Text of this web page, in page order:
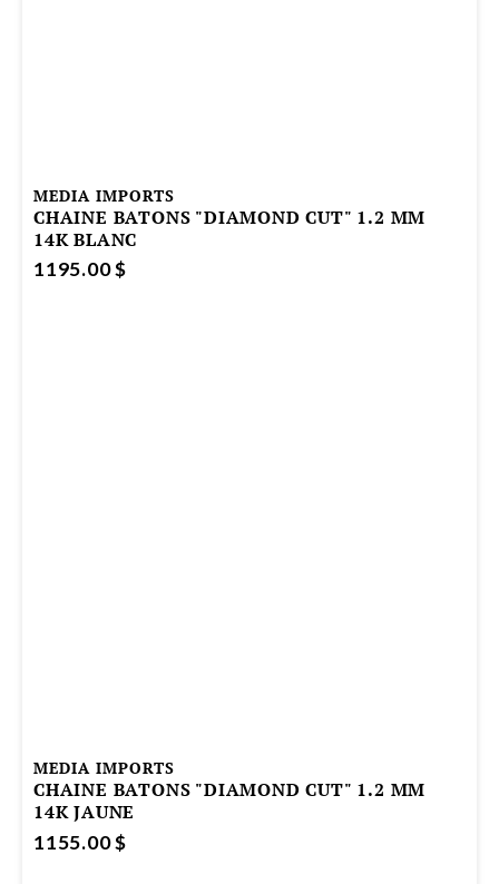
MEDIA IMPORTS
CHAINE BATONS "DIAMOND CUT" 1.2 MM
14K BLANC
1195.00 $
MEDIA IMPORTS
CHAINE BATONS "DIAMOND CUT" 1.2 MM
14K JAUNE
1155.00 $